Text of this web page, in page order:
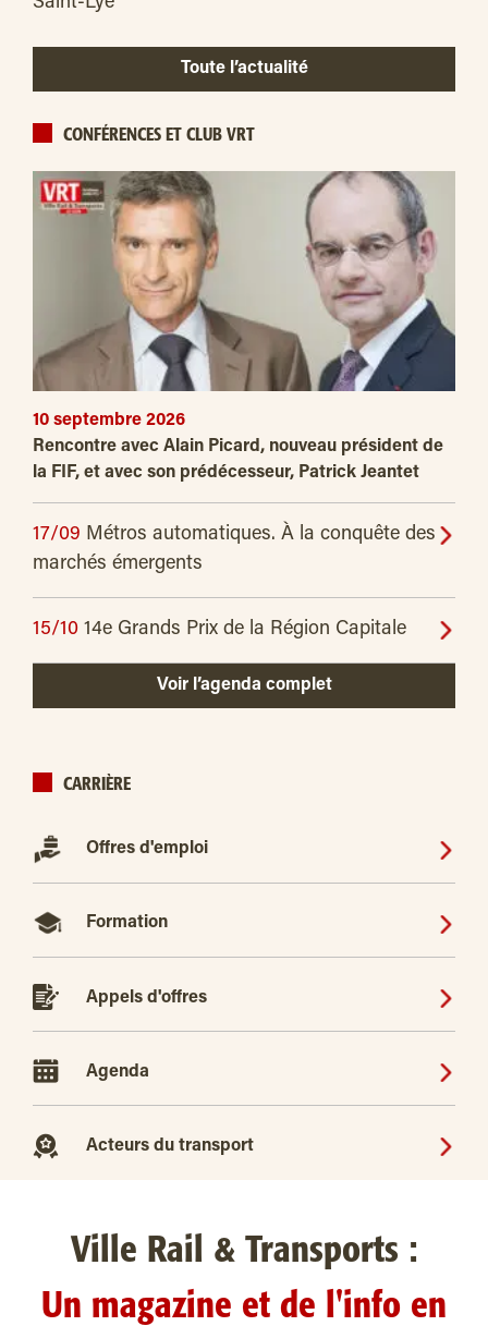
Toute l’actualité
CONFÉRENCES ET CLUB VRT
10 septembre 2026
Rencontre avec Alain Picard, nouveau président de
la FIF, et avec son prédécesseur, Patrick Jeantet
17/09 Métros automatiques. À la conquête des
marchés émergents
15/10 14e Grands Prix de la Région Capitale
Voir l’agenda complet
CARRIÈRE
Offres d'emploi
Formation
Appels d'offres
Agenda
Acteurs du transport
Ville Rail & Transports :
Un magazine et de l'info en